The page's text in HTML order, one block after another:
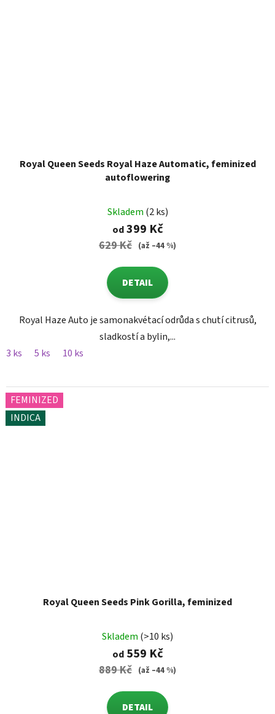
Royal Queen Seeds Royal Haze Automatic, feminized
autoflowering
Skladem (2 ks)
od399 Kč
629 Kč (až –44 %)
DETAIL
Royal Haze Auto je samonakvétací odrůda s chutí citrusů,
sladkostí a bylin,...
3 ks
5 ks 10 ks
FEMINIZED
INDICA
Royal Queen Seeds Pink Gorilla, feminized
Skladem (>10 ks)
od559 Kč
889 Kč (až –44 %)
DETAIL